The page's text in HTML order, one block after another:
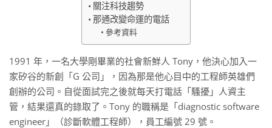
關注科技趨勢
那通改變命運的電話
參考資料
1991 年，一名大學剛畢業的社會新鮮人 Tony，他決心加入一
家矽谷的新創「G 公司」，因為那是他心目中的工程師英雄們
創辦的公司。自從面試完之後就每天打電話「騷擾」人資主
管，結果還真的錄取了。Tony 的職稱是「diagnostic software
engineer」（診斷軟體工程師），員工編號 29 號。